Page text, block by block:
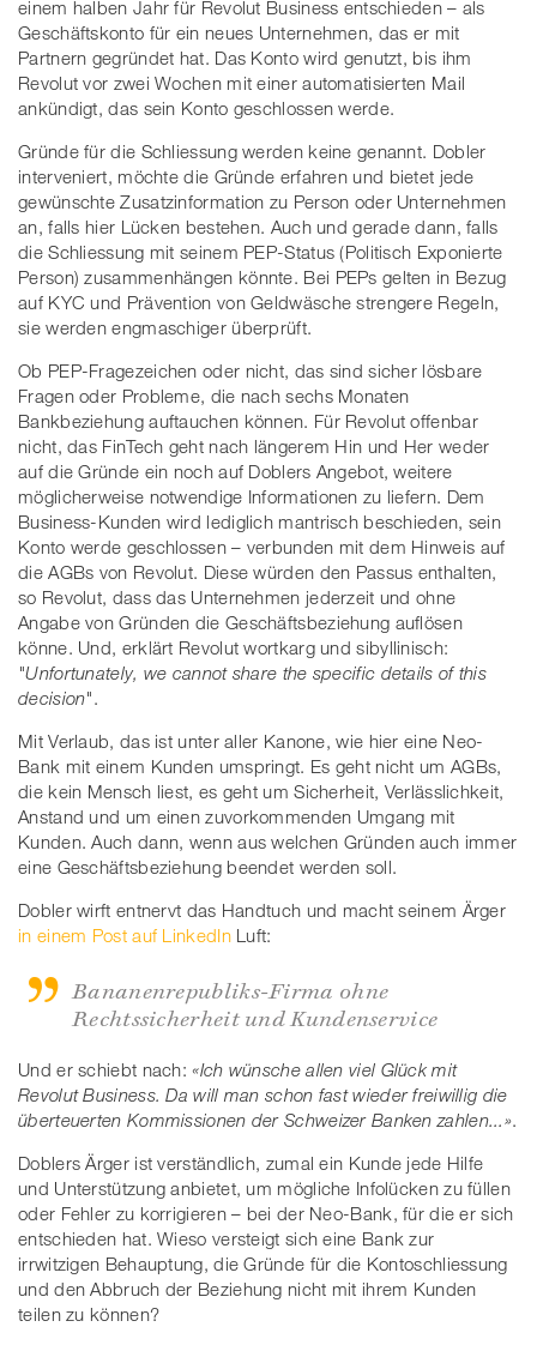
einem halben Jahr für Revolut Business entschieden – als
Geschäftskonto für ein neues Unternehmen, das er mit
Partnern gegründet hat. Das Konto wird genutzt, bis ihm
Revolut vor zwei Wochen mit einer automatisierten Mail
ankündigt, das sein Konto geschlossen werde.
Gründe für die Schliessung werden keine genannt. Dobler
interveniert, möchte die Gründe erfahren und bietet jede
gewünschte Zusatzinformation zu Person oder Unternehmen
an, falls hier Lücken bestehen. Auch und gerade dann, falls
die Schliessung mit seinem PEP-Status (Politisch Exponierte
Person) zusammenhängen könnte. Bei PEPs gelten in Bezug
auf KYC und Prävention von Geldwäsche strengere Regeln,
sie werden engmaschiger überprüft.
Ob PEP-Fragezeichen oder nicht, das sind sicher lösbare
Fragen oder Probleme, die nach sechs Monaten
Bankbeziehung auftauchen können. Für Revolut offenbar
nicht, das FinTech geht nach längerem Hin und Her weder
auf die Gründe ein noch auf Doblers Angebot, weitere
möglicherweise notwendige Informationen zu liefern. Dem
Business-Kunden wird lediglich mantrisch beschieden, sein
Konto werde geschlossen – verbunden mit dem Hinweis auf
die AGBs von Revolut. Diese würden den Passus enthalten,
so Revolut, dass das Unternehmen jederzeit und ohne
Angabe von Gründen die Geschäftsbeziehung auflösen
könne. Und, erklärt Revolut wortkarg und sibyllinisch:
"Unfortunately, we cannot share the specific details of this
decision".
Mit Verlaub, das ist unter aller Kanone, wie hier eine Neo-
Bank mit einem Kunden umspringt. Es geht nicht um AGBs,
die kein Mensch liest, es geht um Sicherheit, Verlässlichkeit,
Anstand und um einen zuvorkommenden Umgang mit
Kunden. Auch dann, wenn aus welchen Gründen auch immer
eine Geschäftsbeziehung beendet werden soll.
Dobler wirft entnervt das Handtuch und macht seinem Ärger
in einem Post auf LinkedInLuft:
Bananenrepubliks-Firma ohne
Rechtssicherheit und Kundenservice
Und er schiebt nach:«Ich wünsche allen viel Glück mit
Revolut Business. Da will man schon fast wieder freiwillig die
überteuerten Kommissionen der Schweizer Banken zahlen...».
Doblers Ärger ist verständlich, zumal ein Kunde jede Hilfe
und Unterstützung anbietet, um mögliche Infolücken zu füllen
oder Fehler zu korrigieren – bei der Neo-Bank, für die er sich
entschieden hat. Wieso versteigt sich eine Bank zur
irrwitzigen Behauptung, die Gründe für die Kontoschliessung
und den Abbruch der Beziehung nicht mit ihrem Kunden
teilen zu können?